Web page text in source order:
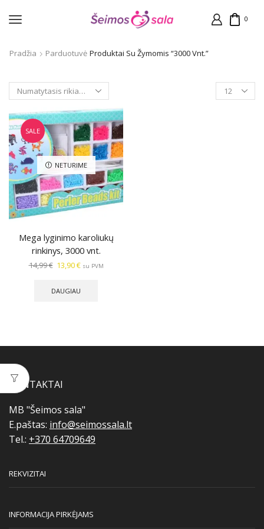
0
Pradžia Parduotuvė Produktai Su Žymomis “3000 Vnt.”
Products
per
SALE
NETURIME
Mega lyginimo karoliukų
rinkinys, 3000 vnt.
14,99€ Original
was:
13,90€Current
is:
su PVM
DAUGIAU
KONTAKTAI
MB "Šeimos sala"
E.paštas: info@seimossala.lt
Tel.: +370 64709649
REKVIZITAI
INFORMACIJA PIRKĖJAMS